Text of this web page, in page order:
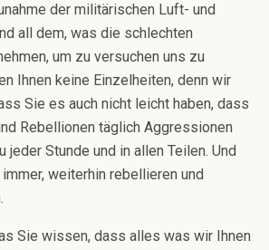
der militärischen Luft- und
all dem, was die schlechten
um zu versuchen uns zu
Ihnen keine Einzelheiten, denn wir
Sie es auch nicht leicht haben, dass
Rebellionen täglich Aggressionen
Stunde und in allen Teilen. Und
weiterhin rebellieren und
Sie wissen, dass alles was wir Ihnen